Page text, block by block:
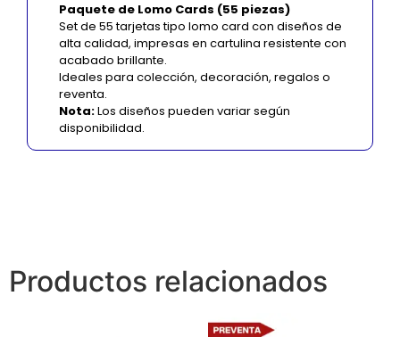
Paquete de Lomo Cards (55 piezas)
Set de 55 tarjetas tipo lomo card con diseños de
alta calidad, impresas en cartulina resistente con
acabado brillante.
Ideales para colección, decoración, regalos o
reventa.
Nota:Los diseños pueden variar según
disponibilidad.
Productos relacionados